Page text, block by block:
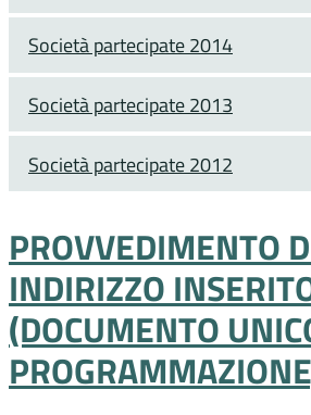
Società partecipate 2014
Società partecipate 2013
Società partecipate 2012
PROVVEDIMENTO
INDIRIZZO
(DOCUMENTO